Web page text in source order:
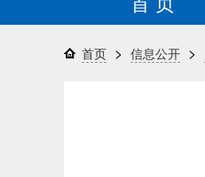
首页 > 信息公开 >